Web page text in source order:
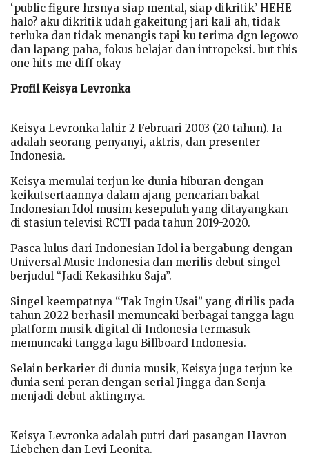
‘public figure hrsnya siap mental, siap dikritik’ HEHE
halo? aku dikritik udah gakeitung jari kali ah, tidak
terluka dan tidak menangis tapi ku terima dgn legowo
dan lapang paha, fokus belajar dan intropeksi. but this
one hits me diff okay
Profil Keisya Levronka
Keisya Levronka lahir 2 Februari 2003 (20 tahun). Ia
adalah seorang penyanyi, aktris, dan presenter
Indonesia.
Keisya memulai terjun ke dunia hiburan dengan
keikutsertaannya dalam ajang pencarian bakat
Indonesian Idol musim kesepuluh yang ditayangkan
di stasiun televisi RCTI pada tahun 2019-2020.
Pasca lulus dari Indonesian Idol ia bergabung dengan
Universal Music Indonesia dan merilis debut singel
berjudul “Jadi Kekasihku Saja”.
Singel keempatnya “Tak Ingin Usai” yang dirilis pada
tahun 2022 berhasil memuncaki berbagai tangga lagu
platform musik digital di Indonesia termasuk
memuncaki tangga lagu Billboard Indonesia.
Selain berkarier di dunia musik, Keisya juga terjun ke
dunia seni peran dengan serial Jingga dan Senja
menjadi debut aktingnya.
Keisya Levronka adalah putri dari pasangan Havron
Liebchen dan Levi Leonita.